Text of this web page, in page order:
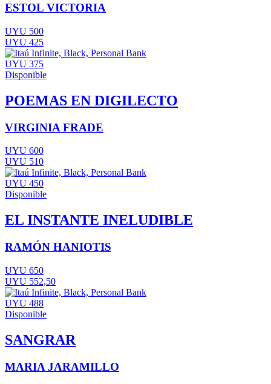
ESTOL VICTORIA
UYU 500
UYU 425
UYU 375
Disponible
POEMAS EN DIGILECTO
VIRGINIA FRADE
UYU 600
UYU 510
UYU 450
Disponible
EL INSTANTE INELUDIBLE
RAMÓN HANIOTIS
UYU 650
UYU 552,50
UYU 488
Disponible
SANGRAR
MARIA JARAMILLO